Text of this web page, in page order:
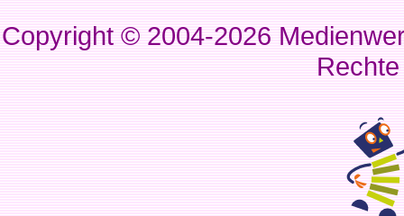
Copyright © 2004-2026